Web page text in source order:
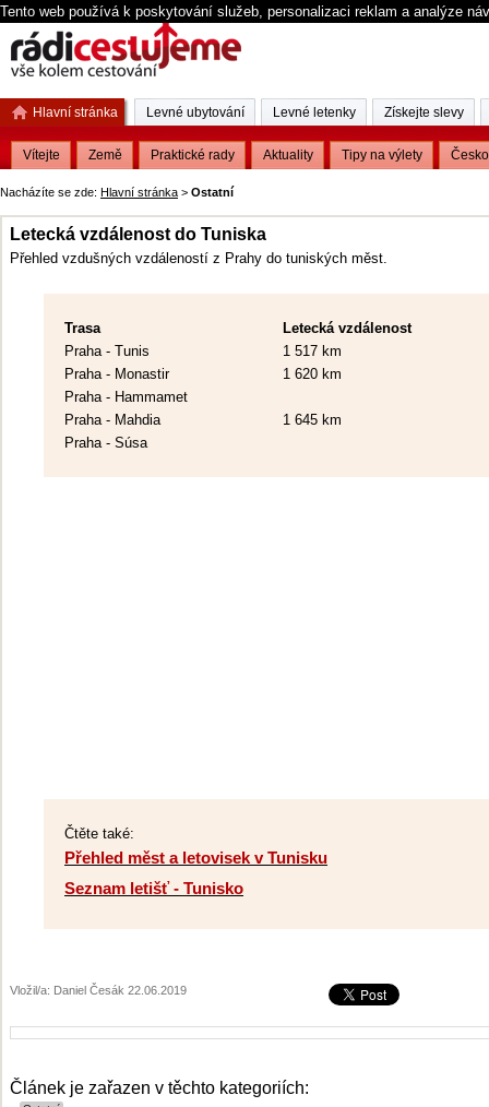
Tento web používá k poskytování služeb, personalizaci reklam a analýze
Nacházíte se zde: Hlavní stránka > Ostatní
Letecká vzdálenost do Tuniska
Přehled vzdušných vzdáleností z Prahy do tuniských měst.
Trasa
Letecká vzdálenost
Praha - Tunis
1 517 km
Praha - Monastir
1 620 km
Praha - Hammamet
Praha - Mahdia
1 645 km
Praha - Súsa
Čtěte také:
Přehled měst a letovisek v Tunisku
Seznam letišť - Tunisko
Vložil/a: Daniel Česák 22.06.2019
Článek je zařazen v těchto kategoriích:
Hlavní stránka
Vítejte Země Praktické rady Aktuality Tipy na výlety Česko
Levné ubytování Levné letenky Získejte slevy